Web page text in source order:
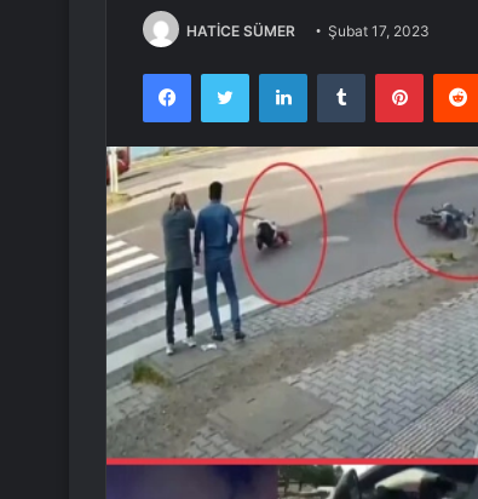
HATİCE SÜMER Şubat 17, 2023
FacebookTwitter LinkedInTumblr